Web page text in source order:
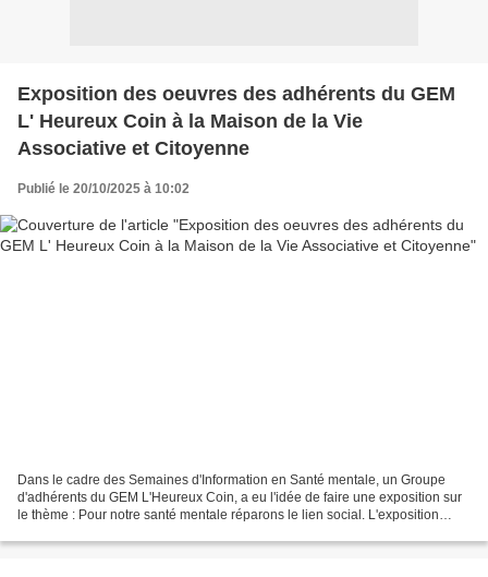
Exposition des oeuvres des adhérents du GEM
L' Heureux Coin à la Maison de la Vie
Associative et Citoyenne
Publié le 20/10/2025 à 10:02
Dans le cadre des Semaines d'Information en Santé mentale, un Groupe
d'adhérents du GEM L'Heureux Coin, a eu l'idée de faire une exposition sur
le thème : Pour notre santé mentale réparons le lien social. L'exposition